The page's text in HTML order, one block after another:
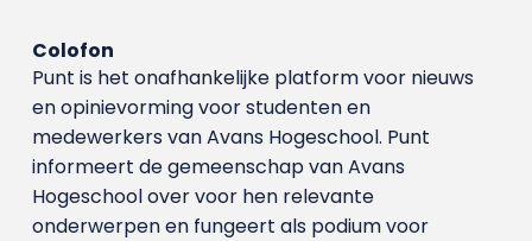
Colofon
Punt is het onafhankelijke platform voor nieuws
en opinievorming voor studenten en
medewerkers van Avans Hoge­school. Punt
informeert de gemeenschap van Avans
Hogeschool over voor hen relevante
onderwerpen en fungeert als podium voor